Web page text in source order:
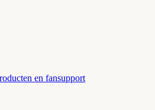
en fansupport